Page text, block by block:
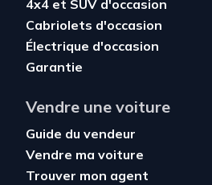
4x4 et SUV d'occasion
Cabriolets d'occasion
Électrique d'occasion
Garantie
Vendre une voiture
Guide du vendeur
Vendre ma voiture
Trouver mon agent